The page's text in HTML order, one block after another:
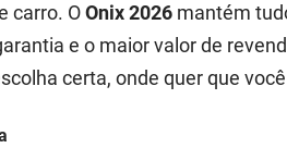
carro. OOnix 2026 mantém
e o maior valor de
certa, onde quer que